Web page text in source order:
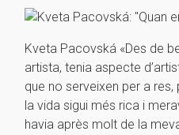
Kveta Pacovská «Des de
artista, tenia aspecte
que no serveixen per a
la vida sigui més rica i
havia après molt de la